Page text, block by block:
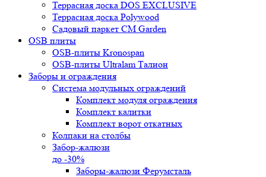
Террасная доска DOS EXCLUSIVE
Террасная доска Polywood
Садовый паркет CM Garden
OSB плиты
OSB-плиты Kronospan
OSB-плиты Ultralam Талион
Заборы и ограждения
Система модульных ограждений
Комплект модуля ограждения
Комплект калитки
Комплект ворот откатных
Колпаки на столбы
Забор-жалюзи
до -30%
Заборы-жалюзи Ферумсталь